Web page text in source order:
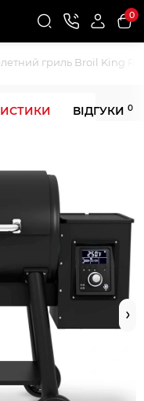
0
гриль Broil King
ВІДГУКИ 0